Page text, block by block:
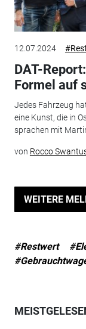
12.07.2024
DAT-
Formel auf
Jedes Fahrzeug
eine Kunst, die in
sprachen mit
von Rocco
WEITERE
#Restwert